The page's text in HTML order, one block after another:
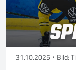
31.10.2025 Bild: